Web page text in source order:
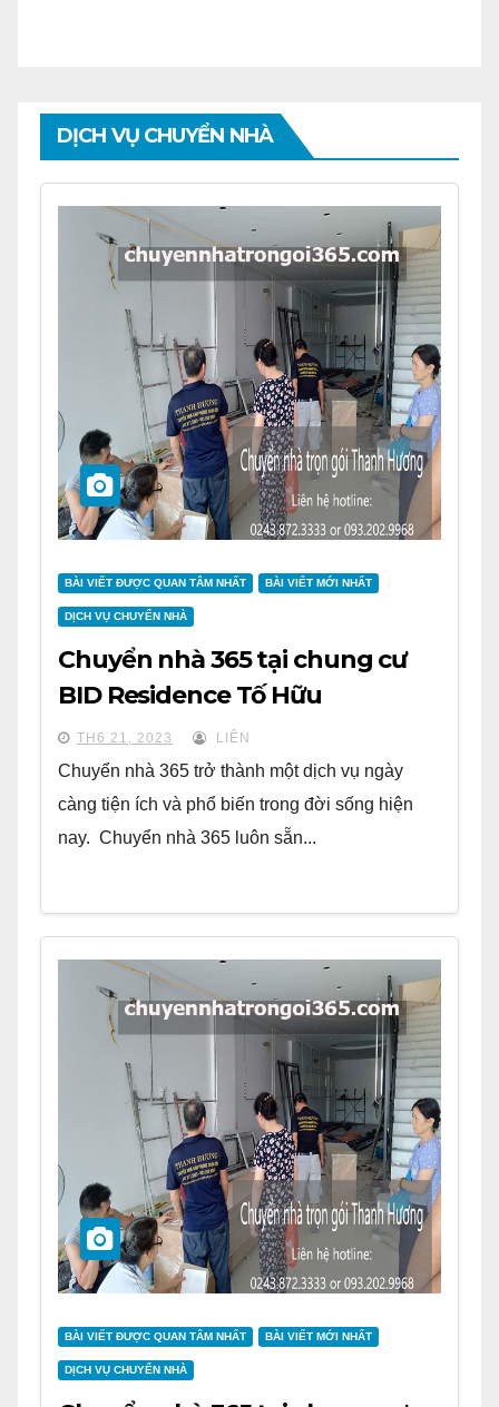
DỊCH VỤ CHUYỂN NHÀ
BÀI VIẾT ĐƯỢC QUAN TÂM NHẤT BÀI VIẾT MỚI NHẤT
DỊCH VỤ CHUYỂN NHÀ
Chuyển nhà 365 tại chung cư
BID Residence Tố Hữu
TH6 21, 2023 LIÊN
Chuyển nhà 365 trở thành một dịch vụ ngày
càng tiện ích và phổ biến trong đời sống hiện
nay. Chuyển nhà 365 luôn sẵn...
BÀI VIẾT ĐƯỢC QUAN TÂM NHẤT BÀI VIẾT MỚI NHẤT
DỊCH VỤ CHUYỂN NHÀ